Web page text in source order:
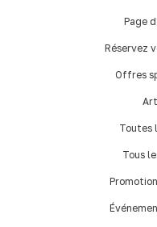
Page
Réservez
Offres
Toutes
Tous